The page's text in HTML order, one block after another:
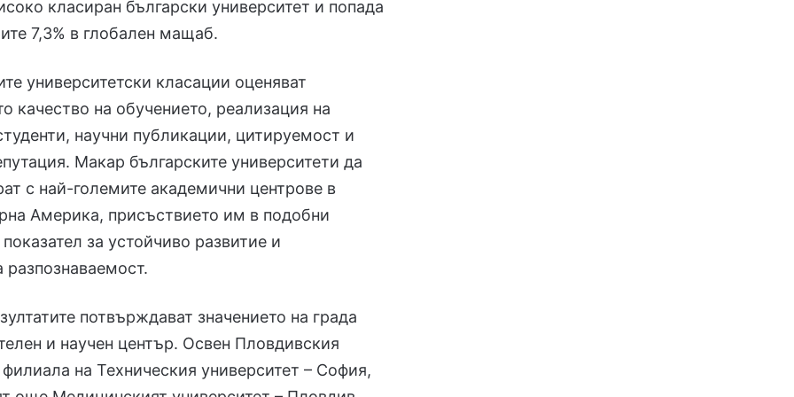
класиран български университет и попада
7,3% в глобален мащаб.
университетски класации оценяват
качество на обучението, реализация на
научни публикации, цитируемост и
Макар българските университети да
с най-големите академични центрове в
Америка, присъствието им в подобни
за устойчиво развитие и
потвърждават значението на града
и научен център. Освен Пловдивския
на Техническия университет – София,